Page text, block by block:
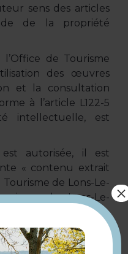
sens des articles
de la propriété
de Tourisme
des œuvres
et la consultation
à l’article L122-5
intellectuelle, est
autorisée, il est
« contenu extrait
de Lons-Le-
de Lons-Le-
d’approuver ou de
de son logo.
×